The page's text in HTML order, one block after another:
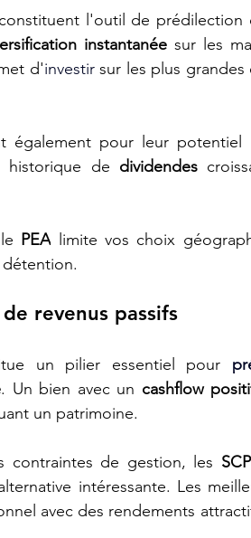
constituent l'outil de prédilection
instantanée sur les
d'investir sur les plus grandes
également pour leur potentiel
historique de dividendes
PEA limite vos choix
détention.
revenus passifs
un pilier essentiel pour
. Un bien avec un cashflow
un patrimoine.
contraintes de gestion, les
intéressante. Les
avec des rendements